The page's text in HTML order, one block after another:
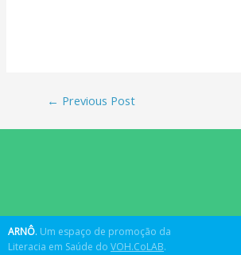
← Previous Post
ARNÔ. Um espaço de promoção da
Literacia em Saúde do VOH.CoLAB.